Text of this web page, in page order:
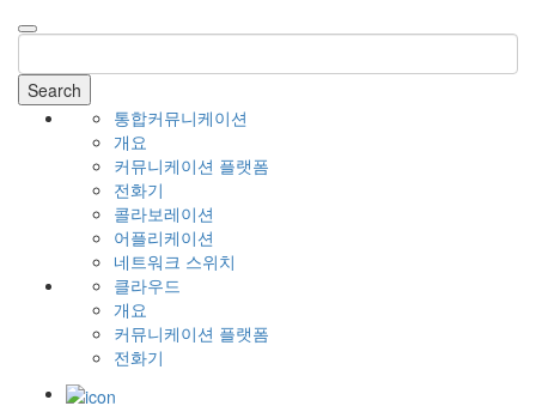
Search
통합커뮤니케이션
개요
커뮤니케이션 플랫폼
전화기
콜라보레이션
어플리케이션
네트워크 스위치
클라우드
개요
커뮤니케이션 플랫폼
전화기